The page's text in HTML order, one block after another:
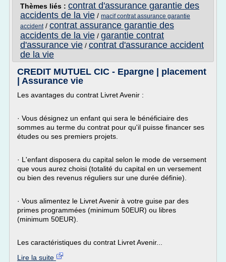
Thèmes liés : contrat d'assurance garantie des
accidents de la vie / macif contrat assurance garantie
accident/ contrat assurance garantie des
accidents de la vie / garantie contrat
d'assurance vie / contrat d'assurance accident
de la vie
CREDIT MUTUEL CIC - Epargne | placement
| Assurance vie
Les avantages du contrat Livret Avenir :
· Vous désignez un enfant qui sera le bénéficiaire des
sommes au terme du contrat pour qu'il puisse financer ses
études ou ses premiers projets.
· L'enfant disposera du capital selon le mode de versement
que vous aurez choisi (totalité du capital en un versement
ou bien des revenus réguliers sur une durée définie).
· Vous alimentez le Livret Avenir à votre guise par des
primes programmées (minimum 50EUR) ou libres
(minimum 50EUR).
Les caractéristiques du contrat Livret Avenir...
Lire la suite